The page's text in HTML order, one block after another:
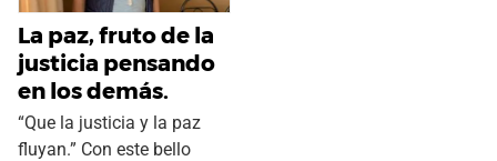
La paz, fruto de la
justicia pensando
en los demás.
“Que la justicia y la paz
fluyan.” Con este bello